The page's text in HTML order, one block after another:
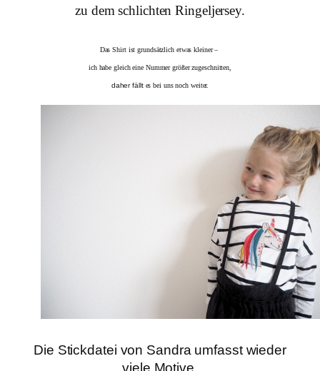
zu dem schlichten Ringeljersey.
Das Shirt ist grundsätzlich etwas kleiner –
ich habe gleich eine Nummer größer zugeschnitten,
daher fälltes bei uns noch weiter.
Die Stickdatei von Sandra umfasst wieder
viele Motive